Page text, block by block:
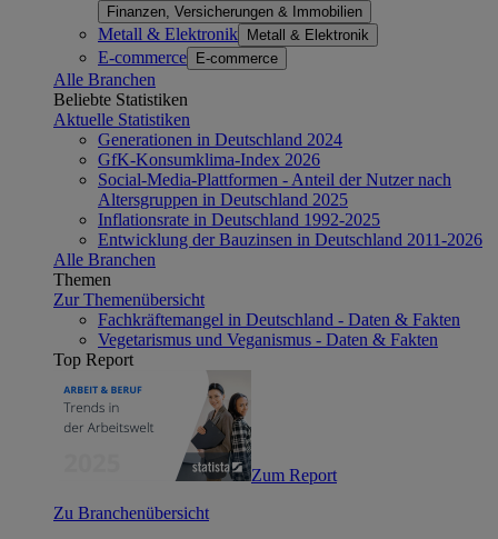
Finanzen, Versicherungen & Immobilien
Metall & Elektronik Metall & Elektronik
E-commerce E-commerce
Alle Branchen
Beliebte Statistiken
Aktuelle Statistiken
Generationen in Deutschland 2024
GfK-Konsumklima-Index 2026
Social-Media-Plattformen - Anteil der Nutzer nach
Altersgruppen in Deutschland 2025
Inflationsrate in Deutschland 1992-2025
Entwicklung der Bauzinsen in Deutschland 2011-2026
Alle Branchen
Themen
Zur Themenübersicht
Fachkräftemangel in Deutschland - Daten & Fakten
Vegetarismus und Veganismus - Daten & Fakten
Top Report
Zum Report
Zu Branchenübersicht